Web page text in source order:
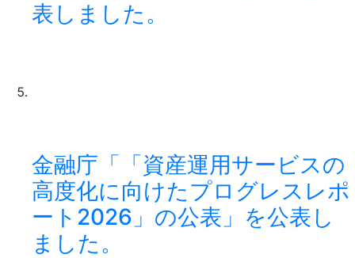
表しました。
金融庁「「資産運用サービスの
高度化に向けたプログレスレポ
ート2026」の公表」を公表し
ました。